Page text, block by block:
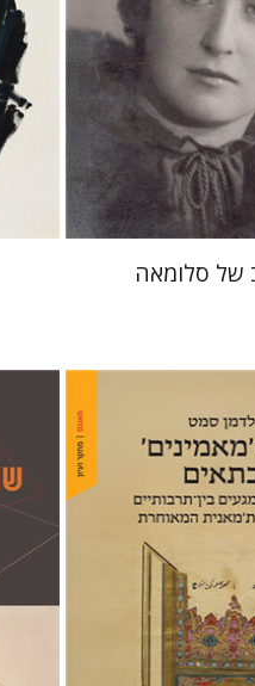
ספר מודפס
$46
$41
של סלומאה
סמט